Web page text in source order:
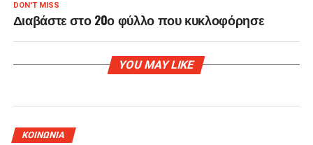
DON'T MISS
Διαβάστε στο 20ο φύλλο που κυκλοφόρησε
YOU MAY LIKE
ΚΟΙΝΩΝΙΑ